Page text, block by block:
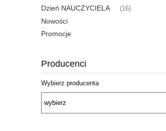
Dzień NAUCZYCIELA (16)
Nowości
Promocje
Producenci
Wybierz producenta